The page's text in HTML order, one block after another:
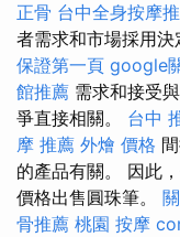
正骨 台中全身按摩
者需求和市場採用決
保證第一頁 google
館推薦 需求和接受
爭直接相關。 台中
摩 推薦 外燴 價格
的產品有關。 因此
價格出售圓珠筆。
骨推薦 桃園 按摩